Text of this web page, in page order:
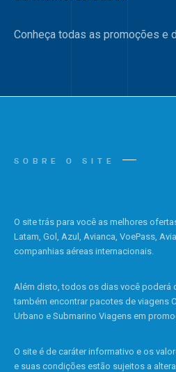
Conheça todas as promoções e
SOBRE O SITE
O site trás para você as melhores
Latam, Gol, Azul, Avianca, VoePass,
companhias aéreas internacionais.
Além disto, todos os dias você poderá
também encontrar pacotes de viagens
Urbano e Submarino Viagens em
O site é de caráter informativo e os
e suas condições estão sujeitos a